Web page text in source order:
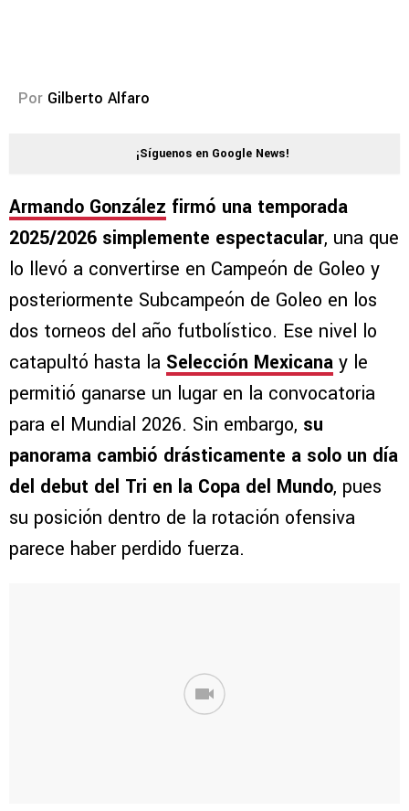
Por Gilberto Alfaro
¡Síguenos en Google News!
Armando González firmó una temporada
2025/2026 simplemente espectacular, una que
lo llevó a convertirse en Campeón de Goleo y
posteriormente Subcampeón de Goleo en los
dos torneos del año futbolístico. Ese nivel lo
catapultó hasta la Selección Mexicana y le
permitió ganarse un lugar en la convocatoria
para el Mundial 2026. Sin embargo, su
panorama cambió drásticamente a solo un día
del debut del Tri en la Copa del Mundo, pues
su posición dentro de la rotación ofensiva
parece haber perdido fuerza.